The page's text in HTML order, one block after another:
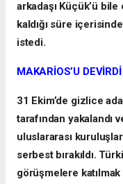
arkadaşı Küçük’ü
kaldığı süre içerisinde
istedi.
MAKARİOS’U DEVİRDİ
31 Ekim’de gizlice
tarafından yakalandı
uluslararası
serbest bırakıldı.
görüşmelere